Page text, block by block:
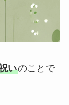
いのことで